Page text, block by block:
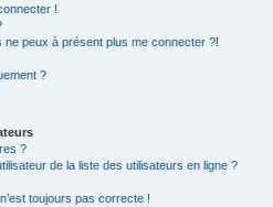
!
ne peux à présent plus me connecter ?!
?
?
de la liste des utilisateurs en ligne ?
toujours pas correcte !